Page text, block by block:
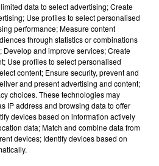
à Carcassonne. Un kilo
retrouvé rue de Verdun
data to select advertising; Create
Use profiles to select personalised
performance; Measure content
through statistics or combinations
Develop and improve services; Create
Use profiles to select personalised
content; Ensure security, prevent and
and present advertising and content;
choices. These technologies may
IP address and browsing data to offer
devices based on information actively
data; Match and combine data from
devices; Identify devices based on